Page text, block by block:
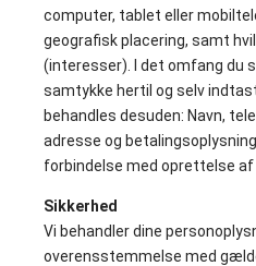
computer, tablet eller
geografisk placering, samt
(interesser). I det omfang du
samtykke hertil og selv
behandles desuden: Navn,
adresse og
forbindelse med oprettelse af
Sikkerhed
Vi behandler dine
overensstemmelse med